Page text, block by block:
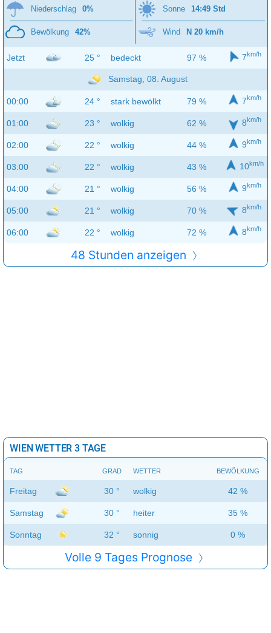
Niederschlag 0%
Bewölkung 42%
Sonne 14:49 Std
Wind N 20 km/h
Jetzt 25 ° bedeckt 97 % 7km/h
Samstag, 08. August
00:00 24 ° stark bewölkt 79 % 7km/h
01:00 23 ° wolkig 62 % 8km/h
02:00 22 ° wolkig 44 % 9km/h
03:00 22 ° wolkig 43 % 10km/h
04:00 21 ° wolkig 56 % 9km/h
05:00 21 ° wolkig 70 % 8km/h
06:00 22 ° wolkig 72 % 8km/h
48 Stunden anzeigen
WIEN WETTER 3 TAGE
TAG GRAD WETTER BEWÖLKUNG
Freitag 30 ° wolkig 42 %
Samstag 30 ° heiter 35 %
Sonntag 32 ° sonnig 0 %
Volle 9 Tages Prognose